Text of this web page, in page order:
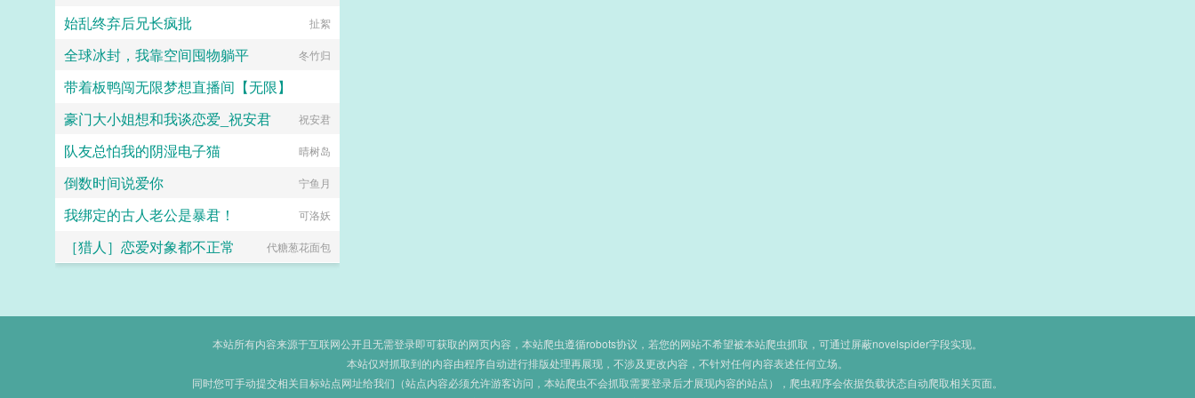
始乱终弃后兄长疯批
扯絮
全球冰封，我靠空间囤物躺平 冬竹归
带着板鸭闯无限梦想直播间【无限】
梦露快跑
豪门大小姐想和我谈恋爱_祝安君 祝安君
队友总怕我的阴湿电子猫 晴树岛
倒数时间说爱你 宁鱼月
我绑定的古人老公是暴君！ 可洛妖
［猎人］恋爱对象都不正常 代糖葱花面包
本站所有内容来源于互联网公开且无需登录即可获取的网页内容，本站爬虫遵循robots协议，若您的网站不希望被本站爬虫抓取，可通过屏蔽novelspider字段实现。
本站仅对抓取到的内容由程序自动进行排版处理再展现，不涉及更改内容，不针对任何内容表述任何立场。
同时您可手动提交相关目标站点网址给我们（站点内容必须允许游客访问，本站爬虫不会抓取需要登录后才展现内容的站点），爬虫程序会依据负载状态自动爬取相关页面。